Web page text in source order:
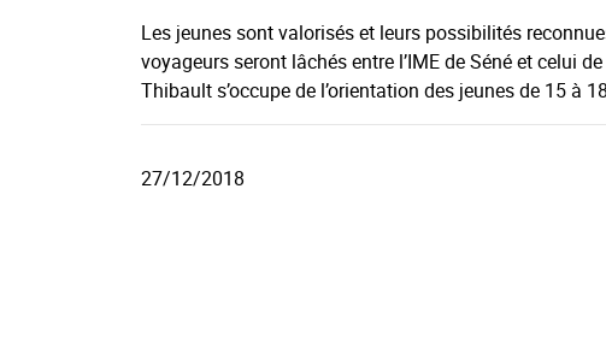
Les jeunes sont valorisés et leurs possibilités
voyageurs seront lâchés entre l’IME de Séné et celui
Thibault s’occupe de l’orientation des jeunes de 15 à
27/12/2018